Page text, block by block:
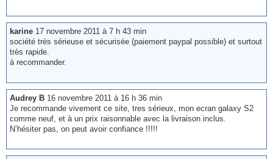
karine 17 novembre 2011 à 7 h 43 min
société très sérieuse et sécurisée (paiement paypal possible) et surtout
très rapide.
à recommander.
Audrey B 16 novembre 2011 à 16 h 36 min
Je recommande vivement ce site, tres sérieux, mon ecran galaxy S2
comme neuf, et à un prix raisonnable avec la livraison inclus.
N’hésiter pas, on peut avoir confiance !!!!!